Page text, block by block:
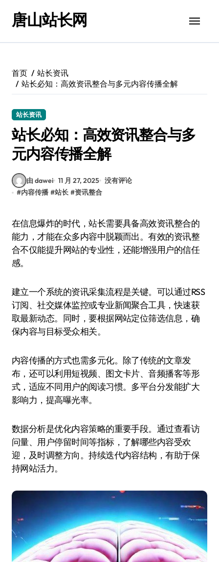
唐山站长网
首页
站长资讯
站长必知：高效资讯整合与多元内容传播全解
站长资讯
站长必知：高效资讯整合与多
元内容传播全解
由 dawei 11 月 27, 2025 没有评论
#内容传播 #站长 #资讯整合
在信息爆炸的时代，站长需要具备高效资讯整合的
能力，才能在众多内容中脱颖而出。有效的资讯整
合不仅能提升网站的专业性，还能增强用户的信任
感。
建立一个系统的资讯采集流程是关键。可以通过RSS
订阅、社交媒体监控或专业新闻聚合工具，快速获
取最新动态。同时，要根据网站定位筛选信息，确
保内容与目标受众相关。
内容传播的方式也需多元化。除了传统的文章发
布，还可以利用短视频、图文卡片、音频播客等形
式，适应不同用户的阅读习惯。多平台分发能扩大
影响力，提高曝光率。
数据分析是优化内容策略的重要手段。通过查看访
问量、用户停留时间等指标，了解哪些内容受欢
迎，及时调整方向。持续迭代内容结构，有助于保
持网站活力。